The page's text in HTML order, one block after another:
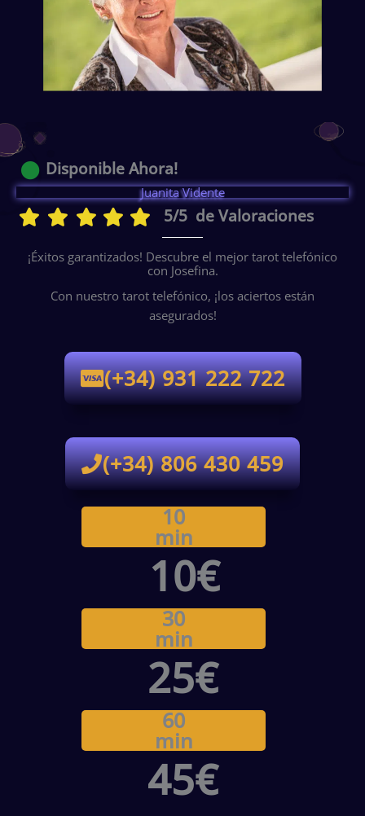
Disponible Ahora!
Juanita Vidente
5/5 de Valoraciones
¡Éxitos garantizados! Descubre el mejor tarot telefónico
con Josefina.
Con nuestro tarot telefónico, ¡los aciertos están
asegurados!
(+34) 931 222 722
(+34) 806 430 459
10
min
10€
30
min
25€
60
min
45€